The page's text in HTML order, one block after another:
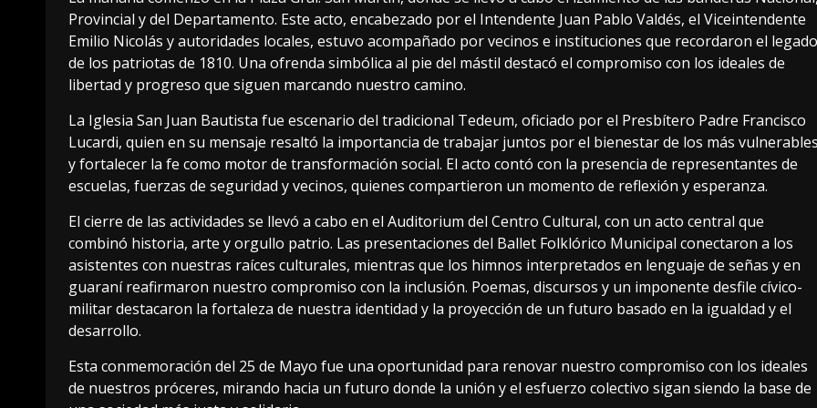
Provincial y del Departamento. Este acto, encabezado por el Intendente Juan Pablo Valdés, el Viceintendente
Emilio Nicolás y autoridades locales, estuvo acompañado por vecinos e instituciones que recordaron el legado
de los patriotas de 1810. Una ofrenda simbólica al pie del mástil destacó el compromiso con los ideales de
libertad y progreso que siguen marcando nuestro camino.
La Iglesia San Juan Bautista fue escenario del tradicional Tedeum, oficiado por el Presbítero Padre Francisco
Lucardi, quien en su mensaje resaltó la importancia de trabajar juntos por el bienestar de los más
y fortalecer la fe como motor de transformación social. El acto contó con la presencia de representantes de
escuelas, fuerzas de seguridad y vecinos, quienes compartieron un momento de reflexión y esperanza.
El cierre de las actividades se llevó a cabo en el Auditorium del Centro Cultural, con un acto central que
combinó historia, arte y orgullo patrio. Las presentaciones del Ballet Folklórico Municipal conectaron a los
asistentes con nuestras raíces culturales, mientras que los himnos interpretados en lenguaje de señas y en
guaraní reafirmaron nuestro compromiso con la inclusión. Poemas, discursos y un imponente desfile cívico-
militar destacaron la fortaleza de nuestra identidad y la proyección de un futuro basado en la igualdad y el
desarrollo.
Esta conmemoración del 25 de Mayo fue una oportunidad para renovar nuestro compromiso con los ideales
de nuestros próceres, mirando hacia un futuro donde la unión y el esfuerzo colectivo sigan siendo la base de